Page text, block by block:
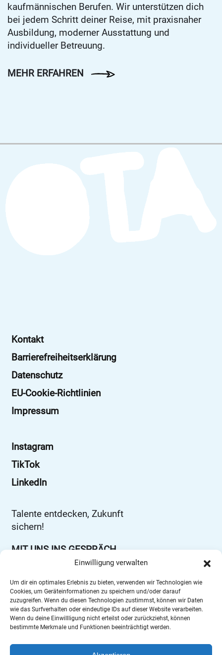
Einwilligung verwalten
Um dir ein optimales Erlebnis zu bieten, verwenden wir Technologien wie
Cookies, um Geräteinformationen zu speichern und/oder darauf
zuzugreifen. Wenn du diesen Technologien zustimmst, können wir Daten
wie das Surfverhalten oder eindeutige IDs auf dieser Website verarbeiten.
Wenn du deine Einwillligung nicht erteilst oder zurückziehst, können
bestimmte Merkmale und Funktionen beeinträchtigt werden.
kaufmännischen Berufen. Wir unterstützen dich
bei jedem Schritt deiner Reise, mit praxisnaher
Ausbildung, moderner Ausstattung und
individueller Betreuung.
MEHR ERFAHREN
Kontakt
Barrierefreiheitserklärung
Datenschutz
EU-Cookie-Richtlinien
Impressum
Instagram
TikTok
LinkedIn
Talente entdecken, Zukunft
sichern!
MIT UNS INS GESPRÄCH
Josef-Orlopp-Straße 45-49
10365 Berlin
info@ausbildung-ota.de
Tel: 030 557 56 0